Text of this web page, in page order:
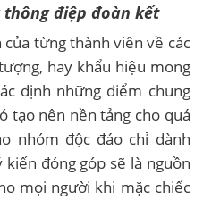
điệp đoàn kết
của từng thành viên về các
hay khẩu hiệu mong
định những điểm chung
tạo nên nền tảng cho quá
nhóm độc đáo chỉ dành
đóng góp sẽ là nguồn
mọi người khi mặc chiếc